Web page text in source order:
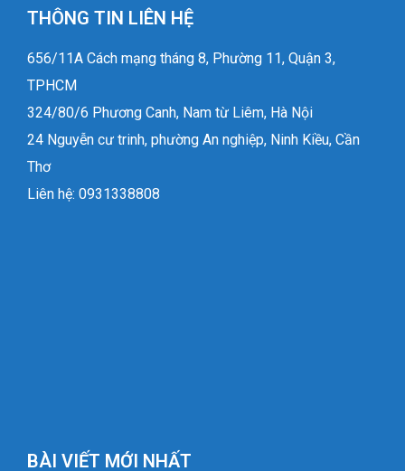
THÔNG TIN LIÊN HỆ
656/11A Cách mạng tháng 8, Phường 11, Quận 3,
TPHCM
324/80/6 Phương Canh, Nam từ Liêm, Hà Nội
24 Nguyễn cư trinh, phường An nghiệp, Ninh Kiều, Cần
Thơ
Liên hệ: 0931338808
BÀI VIẾT MỚI NHẤT